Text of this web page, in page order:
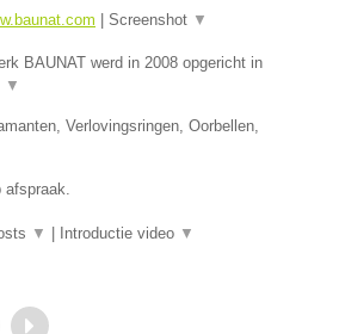
Screenshot ▼
BAUNAT werd in 2008 opgericht in
▼
Verlovingsringen, Oorbellen,
▼ Introductie video ▼